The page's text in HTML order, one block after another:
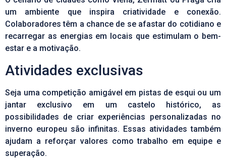
um ambiente que inspira criatividade e conexão.
Colaboradores têm a chance de se afastar do cotidiano e
recarregar as energias em locais que estimulam o bem-
estar e a motivação.
Atividades exclusivas
Seja uma competição amigável em pistas de esqui ou um
jantar exclusivo em um castelo histórico, as
possibilidades de criar experiências personalizadas no
inverno europeu são infinitas. Essas atividades também
ajudam a reforçar valores como trabalho em equipe e
superação.